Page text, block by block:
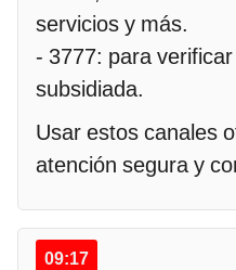
servicios y más.
- 3777: para
subsidiada.
Usar estos canales
atención segura y
09:17